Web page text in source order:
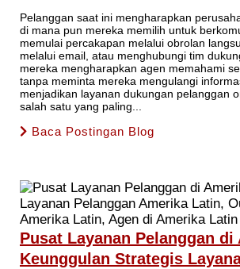
Pelanggan saat ini mengharapkan
di mana pun mereka memilih untuk
memulai percakapan melalui obrolan
melalui email, atau menghubungi tim
mereka mengharapkan agen memahami
tanpa meminta mereka mengulangi
menjadikan layanan dukungan pelanggan
salah satu yang paling...
Baca Postingan Blog
Pusat Layanan Pelanggan
Keunggulan Strategis